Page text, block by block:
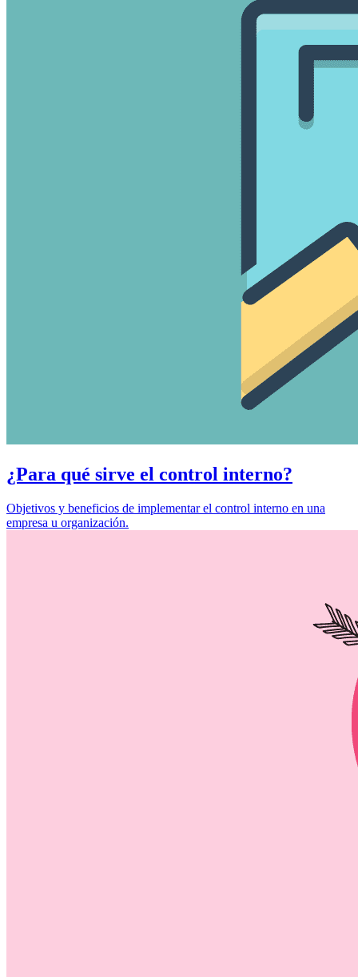
¿Para qué sirve el control interno?
Objetivos y beneficios de implementar el control interno en una
empresa u organización.